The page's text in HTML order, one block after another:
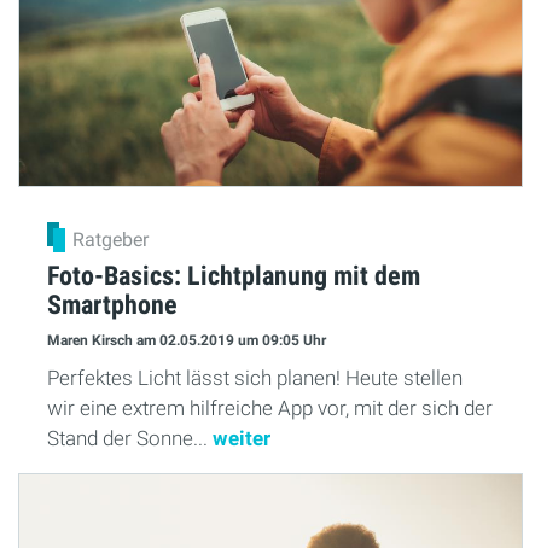
Ratgeber
Foto-Basics: Lichtplanung mit dem
Smartphone
Maren Kirsch am 02.05.2019 um 09:05 Uhr
Perfektes Licht lässt sich planen! Heute stellen
wir eine extrem hilfreiche App vor, mit der sich der
Stand der Sonne... weiter